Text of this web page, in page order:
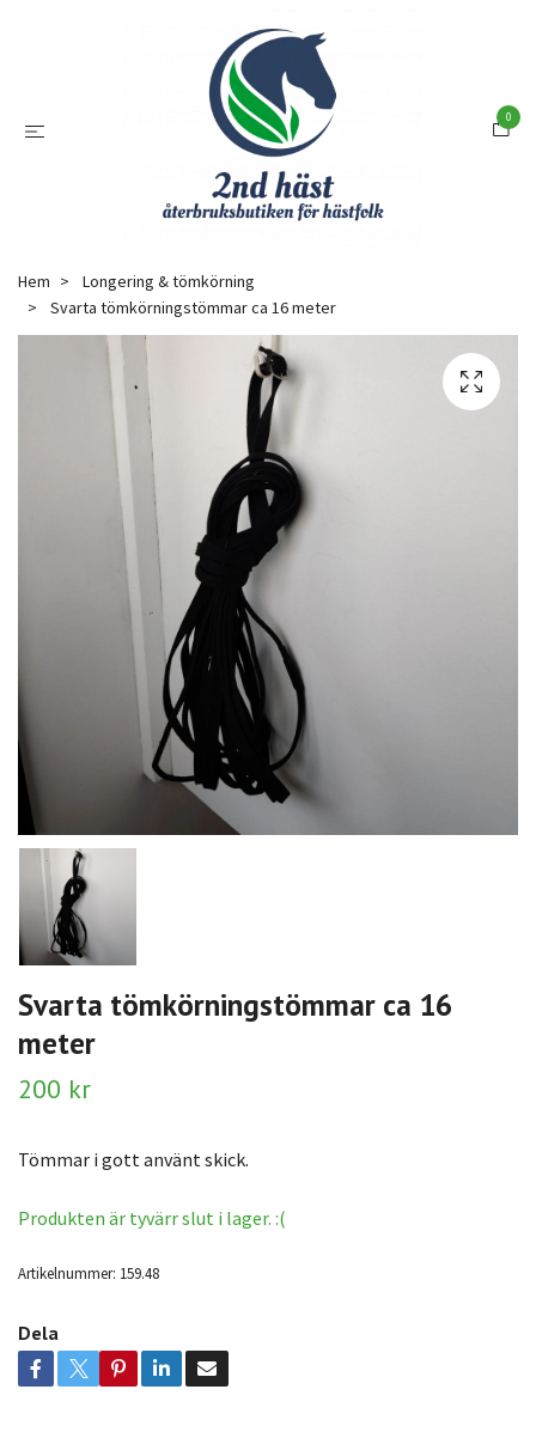
0
Hem
Longering & tömkörning
Svarta tömkörningstömmar ca 16 meter
Svarta tömkörningstömmar ca 16
meter
200 kr
Tömmar i gott använt skick.
Produkten är tyvärr slut i lager. :(
Artikelnummer: 159.48
Dela